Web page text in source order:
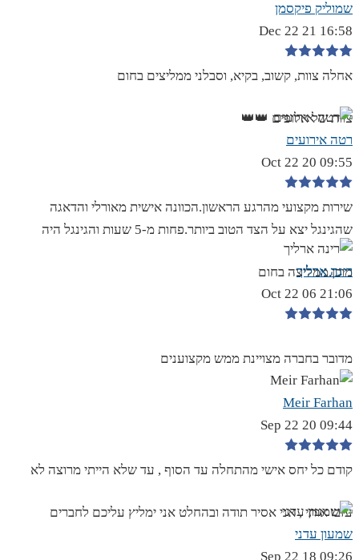
שמוליק פיקסמן
16:58 21 Dec 22
אחלה צוות, קשוב, בקיא, וסבלני ממליצים בחום
צוות של אלופים 👑👑
רטה אירועים
09:55 20 Oct 22
שירות מקצועי מהרגע הראשון.הכוונה אישית מאורלי והדאגה
שהגינגל יצא על הצד הטוב ביותר.פחות מ-5 שעות והגינגל היה
מוכן.ממליצה בחום
רינה ארליך
21:06 06 Oct 22
מדובר בחברה מצויינת ממש מקצוענים
Meir Farhan
09:44 20 Sep 22
קודם כל יחס אישי מהתחלה עד הסוף , עד שלא הייתי מרוצה לא
עזבו אותי , אני אסיר תודה ובהחלט אני ימליץ עליכם לחברים
שמעון עדני
09:26 18 Sep 22